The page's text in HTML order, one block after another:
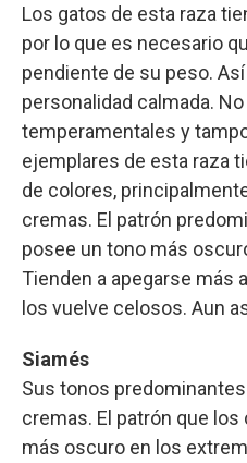
Los gatos de esta raza
por lo que es necesario
pendiente de su peso.
personalidad calmada.
temperamentales y
ejemplares de esta raza
de colores,
cremas. El patrón
posee un tono más
Tienden a apegarse más
los vuelve celosos. Aun
Siamés
Sus tonos
cremas. El patrón que
más oscuro en los